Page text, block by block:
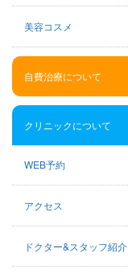
美容コスメ
自費治療について
クリニックについて
WEB予約
アクセス
ドクター&スタッフ紹介